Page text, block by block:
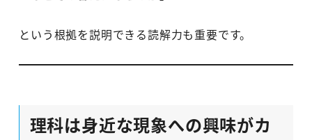
という根拠を説明できる読解力も重要です。
理科は身近な現象への興味がカ